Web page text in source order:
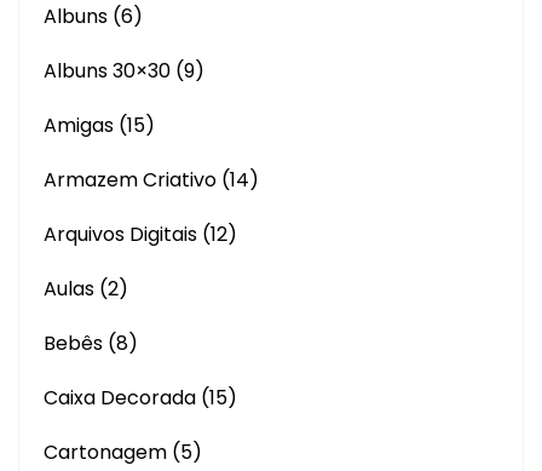
Albuns (6)
Albuns 30×30 (9)
Amigas (15)
Armazem Criativo (14)
Arquivos Digitais (12)
Aulas (2)
Bebês (8)
Caixa Decorada (15)
Cartonagem (5)